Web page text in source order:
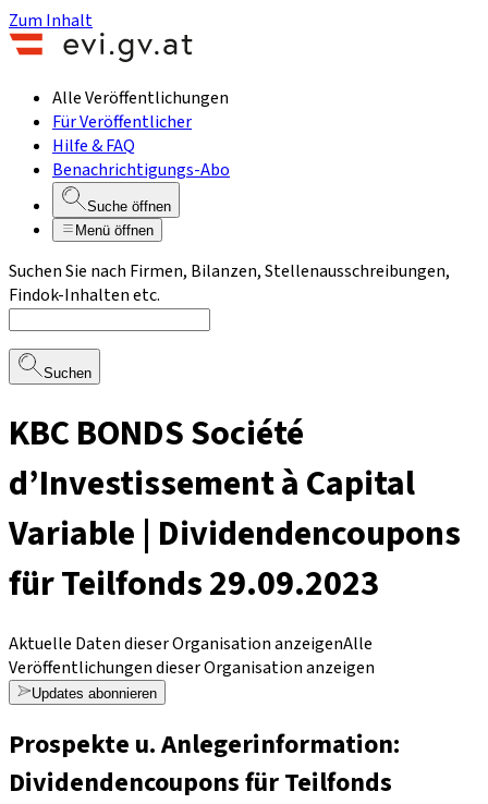
Zum Inhalt
Alle Veröffentlichungen
Für Veröffentlicher
Hilfe & FAQ
Benachrichtigungs-Abo
Suche öffnen
Menü öffnen
Suchen Sie nach Firmen, Bilanzen, Stellenausschreibungen,
Findok-Inhalten etc.
Suchen
KBC BONDS Société
d’Investissement à Capital
Variable | Dividendencoupons
für Teilfonds 29.09.2023
Aktuelle Daten dieser Organisation anzeigenAlle
Veröffentlichungen dieser Organisation anzeigen
Updates abonnieren
Prospekte u. Anlegerinformation:
Dividendencoupons für Teilfonds